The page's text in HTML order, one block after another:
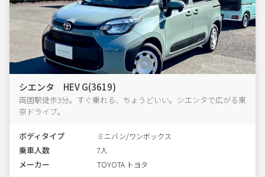
シエンタ HEV G(3619)
両国駅徒歩3分。すぐ乗れる、ちょうどいい。シエンタで広がる東
京ドライブ。
ボディタイプ ミニバン/ワンボックス
乗車人数 7人
メーカー TOYOTA トヨタ